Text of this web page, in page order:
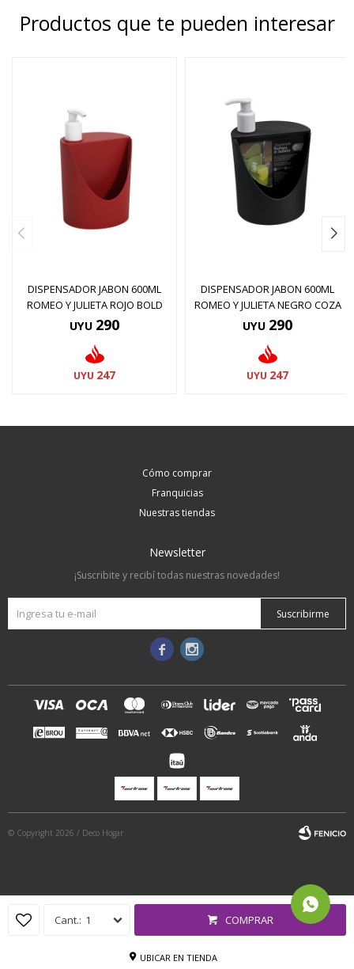
1 COMPRAR
UBICAR EN TIENDA
Productos que te pueden interesar
DISPENSADOR JABON 600ML
ROMEO Y JULIETA ROJO BOLD
UYU 290
UYU 247
DISPENSADOR JABON 600ML
ROMEO Y JULIETA NEGRO COZA
UYU 290
UYU 247
Cómo comprar
Franquicias
Nuestras tiendas
Newsletter
¡Suscribite y recibí todas nuestras novedades!
Suscribirme
 
© Copyright 2026 / Deco Hogar
Fenicio